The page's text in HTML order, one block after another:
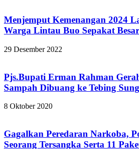
Menjemput Kemenangan 2024
Warga Lintau Buo Sepakat
29 Desember 2022
Pjs.Bupati Erman Rahman
Sampah Dibuang ke Tebing
8 Oktober 2020
Gagalkan Peredaran Narkoba,
Seorang Tersangka Serta 11